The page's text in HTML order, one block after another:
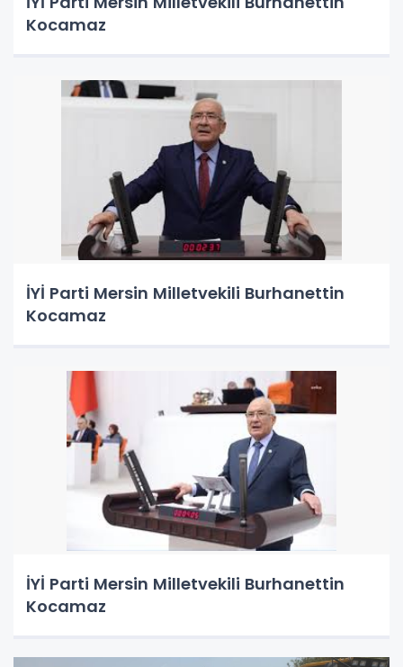
Kocamaz
İYİ Parti Mersin Milletvekili Burhanettin
Kocamaz
İYİ Parti Mersin Milletvekili Burhanettin
Kocamaz